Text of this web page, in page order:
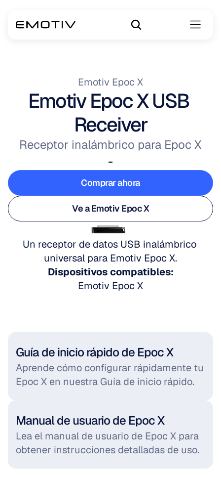
Emotiv Epoc X
Emotiv Epoc X USB
Receiver
Receptor inalámbrico para Epoc X
-
Comprar ahora
Comprar ahora
Ve a Emotiv Epoc X
Ve a Emotiv Epoc X
Un receptor de datos USB inalámbrico
universal para Emotiv Epoc X.
Dispositivos compatibles:
Emotiv Epoc X
Guía de inicio rápido de Epoc X
Aprende cómo configurar rápidamente tu
Epoc X en nuestra Guía de inicio rápido.
Manual de usuario de Epoc X
Lea el manual de usuario de Epoc X para
obtener instrucciones detalladas de uso.